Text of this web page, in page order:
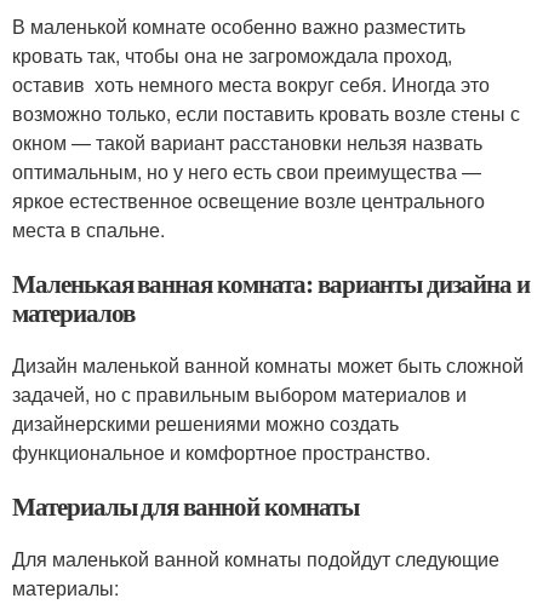
В маленькой комнате особенно важно разместить
кровать так, чтобы она не загромождала проход,
оставив хоть немного места вокруг себя. Иногда это
возможно только, если поставить кровать возле стены с
окном — такой вариант расстановки нельзя назвать
оптимальным, но у него есть свои преимущества —
яркое естественное освещение возле центрального
места в спальне.
Маленькая ванная комната: варианты дизайна и
материалов
Дизайн маленькой ванной комнаты может быть сложной
задачей, но с правильным выбором материалов и
дизайнерскими решениями можно создать
функциональное и комфортное пространство.
Материалы для ванной комнаты
Для маленькой ванной комнаты подойдут следующие
материалы: